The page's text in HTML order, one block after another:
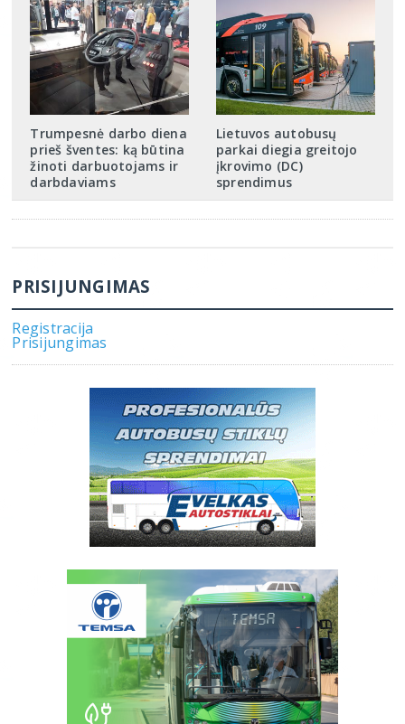
Trumpesnė darbo diena
prieš šventes: ką būtina
žinoti darbuotojams ir
darbdaviams
Lietuvos autobusų
parkai diegia greitojo
įkrovimo (DC)
sprendimus
PRISIJUNGIMAS
Registracija
Prisijungimas